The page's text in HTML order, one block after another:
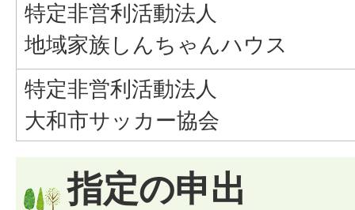
特定非営利活動法人
地域家族しんちゃんハウス
特定非営利活動法人
大和市サッカー協会
指定の申出